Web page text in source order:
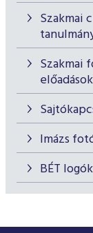
Szakmai
Szakmai
előadások
Imázs
BÉT logók